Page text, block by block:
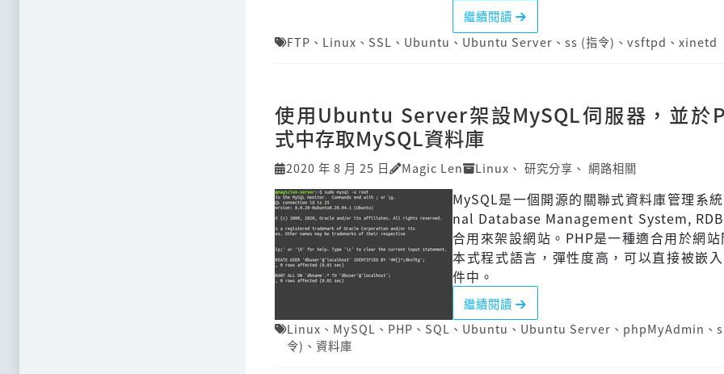
繼續閱讀
FTP 、 Linux 、 SSL 、 Ubuntu 、 Ubuntu Server 、 ss (指令) 、 vsftpd 、 xinetd
使用Ubuntu Server架設MySQL伺服器，並於
式中存取MySQL資料庫
2020 年 8 月 25 日 Magic Len Linux 、 研究分享 、 網路相關
MySQL是一個開源的關聯式資料庫管理系
nal Database Management System,
合用來架設網站。PHP是一種適合用於網站
本式程式語言，彈性度高，可以直接被嵌
件中。
繼續閱讀
Linux 、 MySQL 、 PHP 、 SQL 、 Ubuntu 、 Ubuntu Server 、 phpMyAdmin 、
令) 、 資料庫